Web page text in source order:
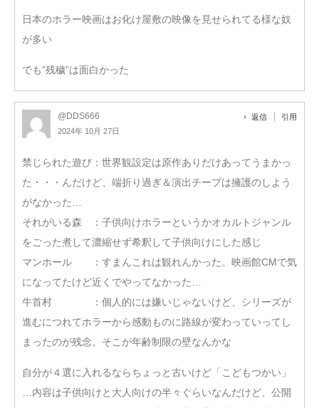
日本のホラー映画はお化け屋敷の映像を見せられてる様な奴
が多い
でも”残穢”は面白かった
@DDS666
2024年 10月 27日
返信 引用
禁じられた遊び：世界観設定は原作ありだけあってうまかっ
た・・・んだけど、端折り過ぎ＆演出チープは擁護のしよう
がなかった…
それがいる森 ：子供向けホラーというかオカルトジャンル
をごった煮して濃縮せず希釈して子供向けにした感じ
マンホール ：すまんこれは観れんかった。映画館CMで気
になってたけど近くでやってなかった…
牛首村 ：個人的には嫌いじゃないけど、シリーズが
進むにつれてホラーから感動ものに路線が変わっていってし
まったのが残念。そこが年齢制限の壁なんかな
自分が４選に入れるならちょっと古いけど「こどもつかい」
…内容は子供向けと大人向けの半々ぐらいなんだけど、公開